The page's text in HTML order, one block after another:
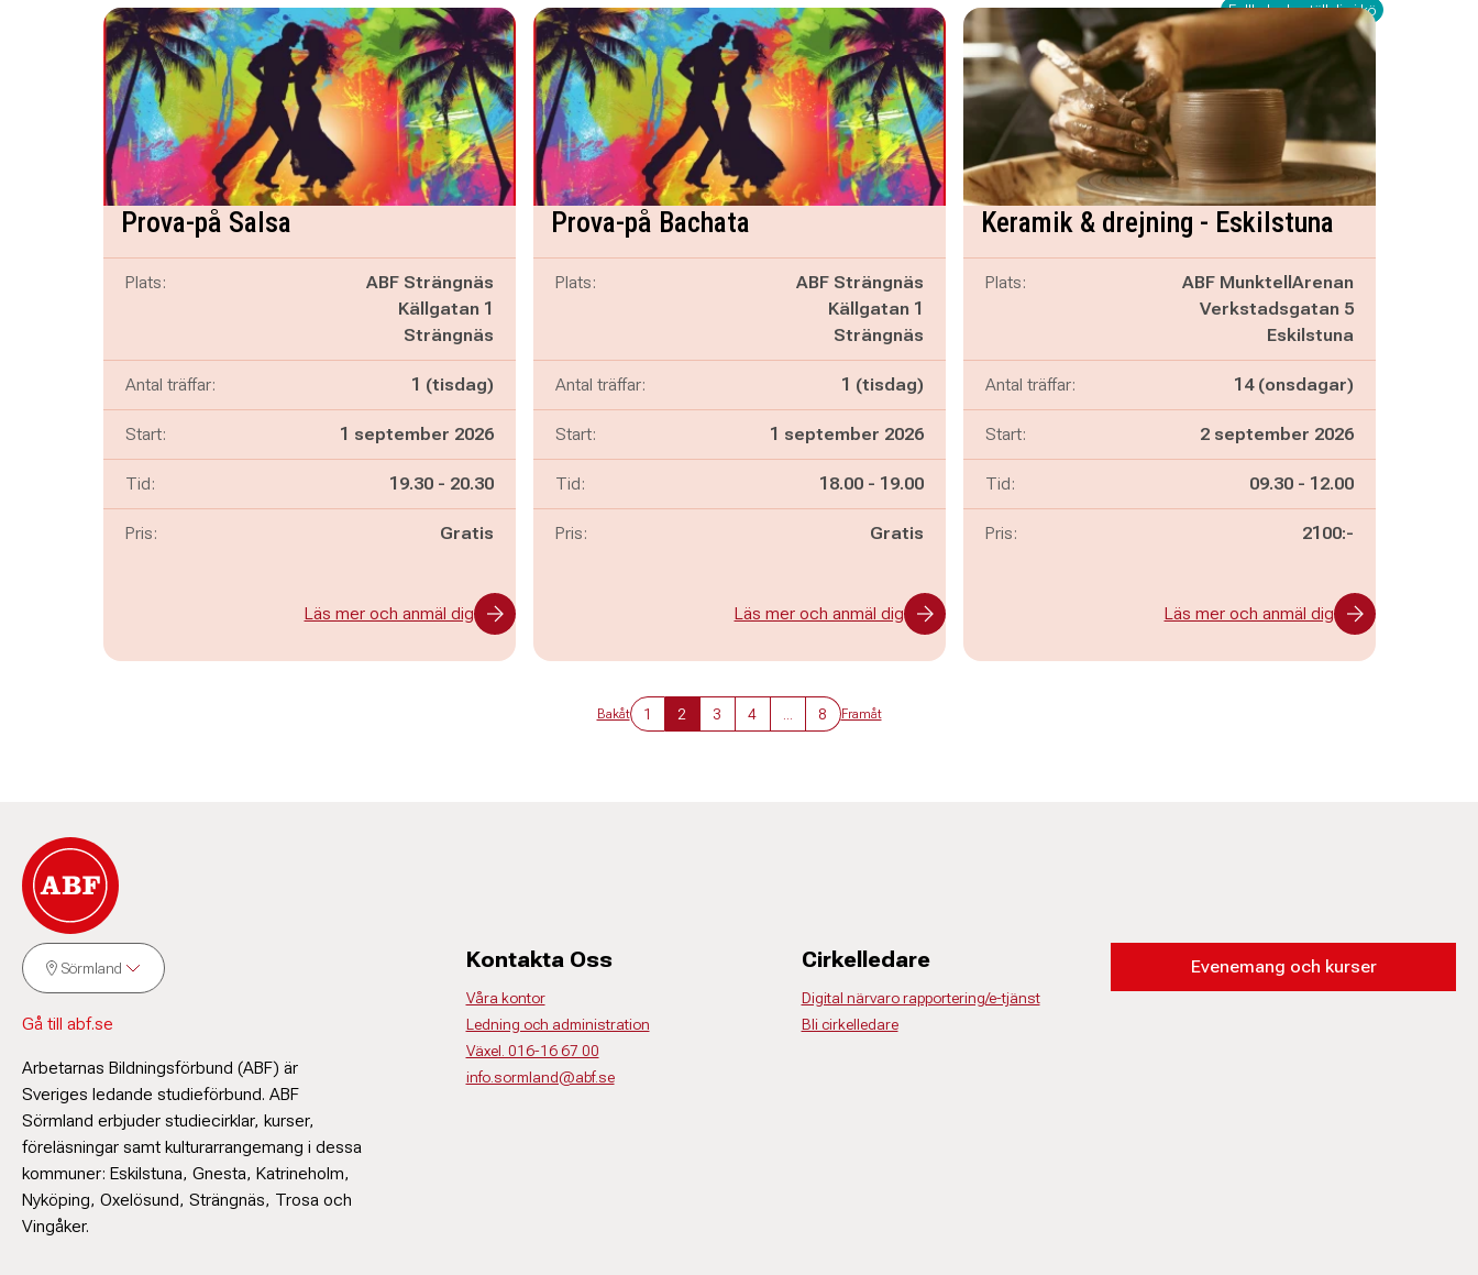
Prova-på Salsa
Plats:
ABF Strängnäs
Källgatan 1
Strängnäs
Antal träffar: 1 (tisdag)
Start: 1 september 2026
Tid: Pågår mellan
19.30 - och
20.30
Pris: Gratis
Läs mer och anmäl dig
Prova-på Bachata
Plats:
ABF Strängnäs
Källgatan 1
Strängnäs
Antal träffar: 1 (tisdag)
Start: 1 september 2026
Tid: Pågår mellan
18.00 - och
19.00
Pris: Gratis
Läs mer och anmäl dig
Fullbokad - ställ dig i kö
Keramik & drejning - Eskilstuna
Plats:
ABF MunktellArenan
Verkstadsgatan 5
Eskilstuna
Antal träffar: 14 (onsdagar)
Start: 2 september 2026
Tid: Pågår mellan
09.30 - och
12.00
Pris: 2100:-
Läs mer och anmäl dig
Bakåt 1 2 3 4 8 Framåt
Sörmland
Gå till abf.se
Arbetarnas Bildningsförbund (ABF) är
Sveriges ledande studieförbund. ABF
Sörmland erbjuder studiecirklar, kurser,
föreläsningar samt kulturarrangemang i dessa
kommuner: Eskilstuna, Gnesta, Katrineholm,
Nyköping, Oxelösund, Strängnäs, Trosa och
Vingåker.
Kontakta Oss
Våra kontor
Ledning och administration
Växel. 016-16 67 00
info.sormland@abf.se
Cirkelledare
Digital närvaro rapportering/e-tjänst
Bli cirkelledare
Evenemang och kurser